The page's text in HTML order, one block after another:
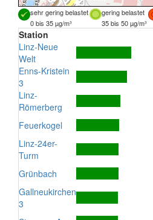
sehr gering belastet gering belastet
0 bis 35 µg/m³
35 bis 50 µg/m³
Station
Linz-Neue
Welt
Enns-Kristein
3
Linz-
Römerberg
Feuerkogel
Linz-24er-
Turm
Grünbach
Gallneukirchen
3